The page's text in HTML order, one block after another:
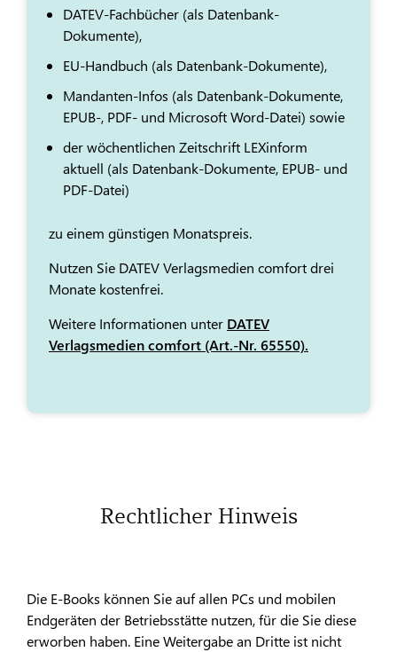
DATEV-Fachbücher (als Datenbank-
Dokumente),
EU-Handbuch (als Datenbank-Dokumente),
Mandanten-Infos (als Datenbank-Dokumente,
EPUB-, PDF- und Microsoft Word-Datei) sowie
der wöchentlichen Zeitschrift LEXinform
aktuell (als Datenbank-Dokumente, EPUB- und
PDF-Datei)
zu einem günstigen Monatspreis.
Nutzen Sie DATEV Verlagsmedien comfort drei
Monate kostenfrei.
Weitere Informationen unter DATEV
Verlagsmedien comfort (Art.-Nr. 65550).
Rechtlicher Hinweis
Die E-Books können Sie auf allen PCs und mobilen
Endgeräten der Betriebsstätte nutzen, für die Sie diese
erworben haben. Eine Weitergabe an Dritte ist nicht